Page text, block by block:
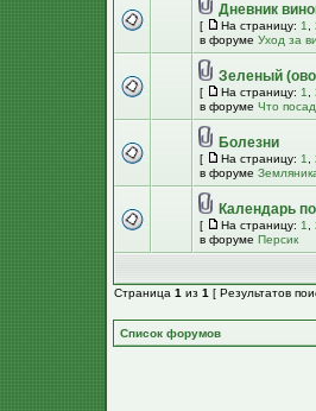
Дневник
[ На страницу: 1
в форуме Уход за
Зеленый
[ На страницу: 1
в форуме Что
Болезни
[ На страницу: 1
в форуме
Календарь
[ На страницу: 1
в форуме Персик
Страница 1 из 1 [ Результатов
Список форумов